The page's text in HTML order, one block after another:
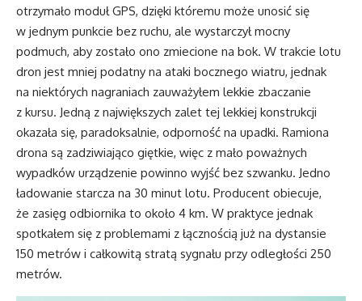
otrzymało moduł GPS, dzięki któremu może unosić się
w jednym punkcie bez ruchu, ale wystarczył mocny
podmuch, aby zostało ono zmiecione na bok. W trakcie lotu
dron jest mniej podatny na ataki bocznego wiatru, jednak
na niektórych nagraniach zauważyłem lekkie zbaczanie
z kursu. Jedną z największych zalet tej lekkiej konstrukcji
okazała się, paradoksalnie, odporność na upadki. Ramiona
drona są zadziwiająco giętkie, więc z mało poważnych
wypadków urządzenie powinno wyjść bez szwanku. Jedno
ładowanie starcza na 30 minut lotu. Producent obiecuje,
że zasięg odbiornika to około 4 km. W praktyce jednak
spotkałem się z problemami z łącznością już na dystansie
150 metrów i całkowitą stratą sygnału przy odległości 250
metrów.